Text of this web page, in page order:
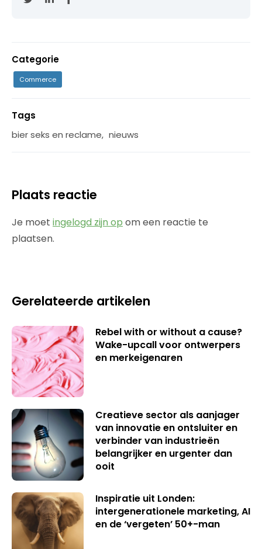
Categorie
Commerce
Tags
bier seks en reclame, nieuws
Plaats reactie
Je moet ingelogd zijn op om een reactie te
plaatsen.
Gerelateerde artikelen
Rebel with or without a cause?
Wake-upcall voor ontwerpers
en merkeigenaren
Creatieve sector als aanjager
van innovatie en ontsluiter en
verbinder van industrieën
belangrijker en urgenter dan
ooit
Inspiratie uit Londen:
intergenerationele marketing, AI
en de ‘vergeten’ 50+-man